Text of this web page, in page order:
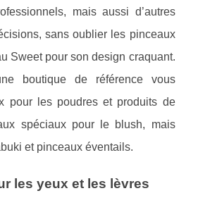
mais aussi d’autres
sans oublier les pinceaux
Sweet pour son design craquant.
boutique de référence vous
pour les poudres et produits de
spéciaux pour le blush, mais
et pinceaux éventails.
les yeux et les lèvres